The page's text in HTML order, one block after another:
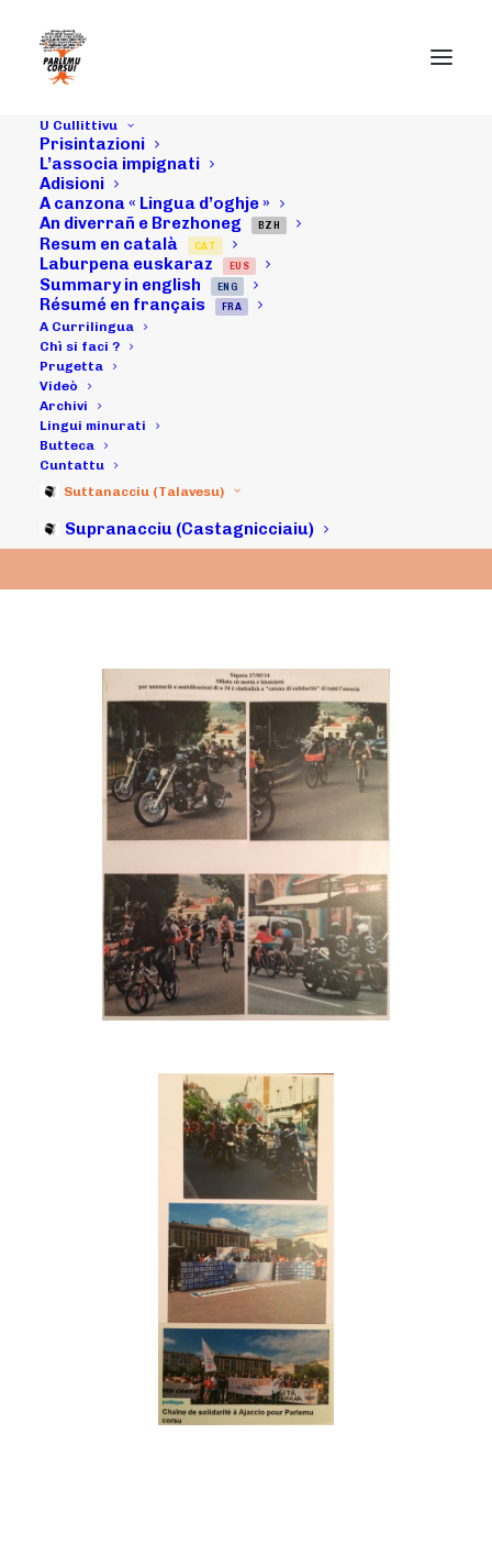
U Cullittivu
Prisintazioni
L’associa impignati
Adisioni
A canzona « Lingua d’oghje »
An diverrañ e Brezhoneg
BZH
Resum en català CAT
Laburpena euskaraz EUS
Summary in english ENG
Résumé en français FRA
A Currilingua
Chì si faci ?
Prugetta
Videò
Archivi
Lingui minurati
Butteca
Cuntattu
Suttanacciu (Talavesu)
Supranacciu (Castagnicciaiu)
U 24 di maghju
2014: a
Manifistazioni
Fistiva 7
20/07/2014